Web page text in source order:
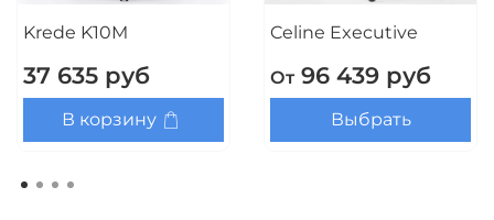
Krede K10M
37 635 руб
В корзину
Celine Executive
От96 439 руб
Выбрать